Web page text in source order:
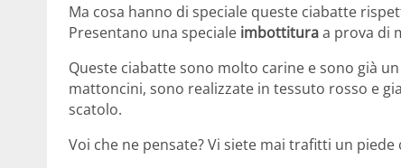
Ma cosa hanno di speciale queste ciabatte
Presentano una speciale imbottituraa prova di
Queste ciabatte sono molto carine e sono già un
mattoncini, sono realizzate in tessuto rosso e
scatolo.
Voi che ne pensate? Vi siete mai trafitti un piede